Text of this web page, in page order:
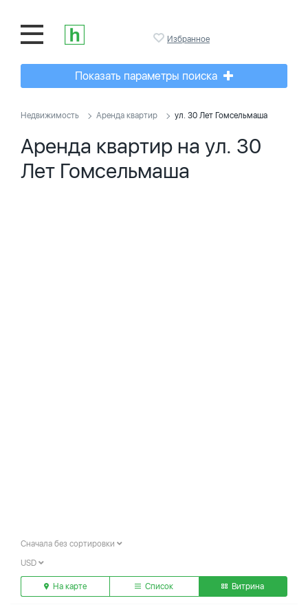
Избранное
Показать параметры поиска
Недвижимость Аренда квартир ул. 30 Лет Гомсельмаша
Аренда квартир на ул. 30
Лет Гомсельмаша
Сначала без сортировки
USD
На карте Список Витрина